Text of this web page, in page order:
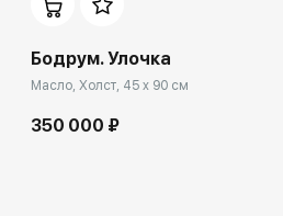
Бодрум. Улочка
Масло, Холст, 45 x 90 см
350 000 ₽